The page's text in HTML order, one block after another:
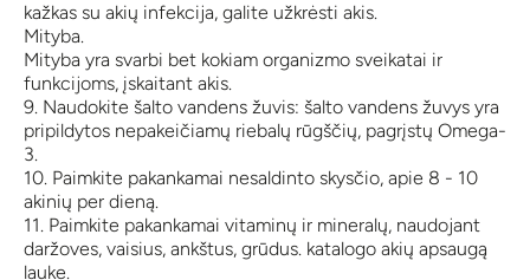
kažkas su akių infekcija, galite užkrėsti akis.
Mityba.
Mityba yra svarbi bet kokiam organizmo sveikatai ir
funkcijoms, įskaitant akis.
9. Naudokite šalto vandens žuvis: šalto vandens žuvys yra
pripildytos nepakeičiamų riebalų rūgščių, pagrįstų Omega-
3.
10. Paimkite pakankamai nesaldinto skysčio, apie 8 - 10
akinių per dieną.
11. Paimkite pakankamai vitaminų ir mineralų, naudojant
daržoves, vaisius, ankštus, grūdus. katalogo akių apsaugą
lauke.